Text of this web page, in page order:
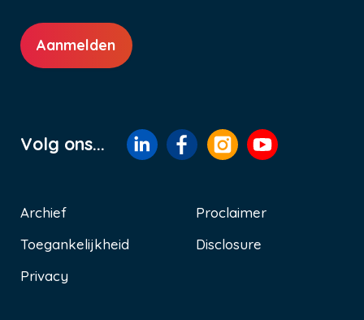
Aanmelden
Volg ons...
Voet
Archief
Toegankelijkheid
Privacy
Proclaimer
Disclosure